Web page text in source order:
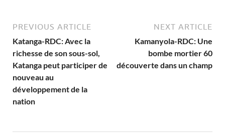
PREVIOUS ARTICLE
Katanga-RDC: Avec la
richesse de son sous-sol,
Katanga peut participer de
nouveau au
développement de la
nation
NEXT ARTICLE
Kamanyola-RDC: Une
bombe mortier 60
découverte dans un champ